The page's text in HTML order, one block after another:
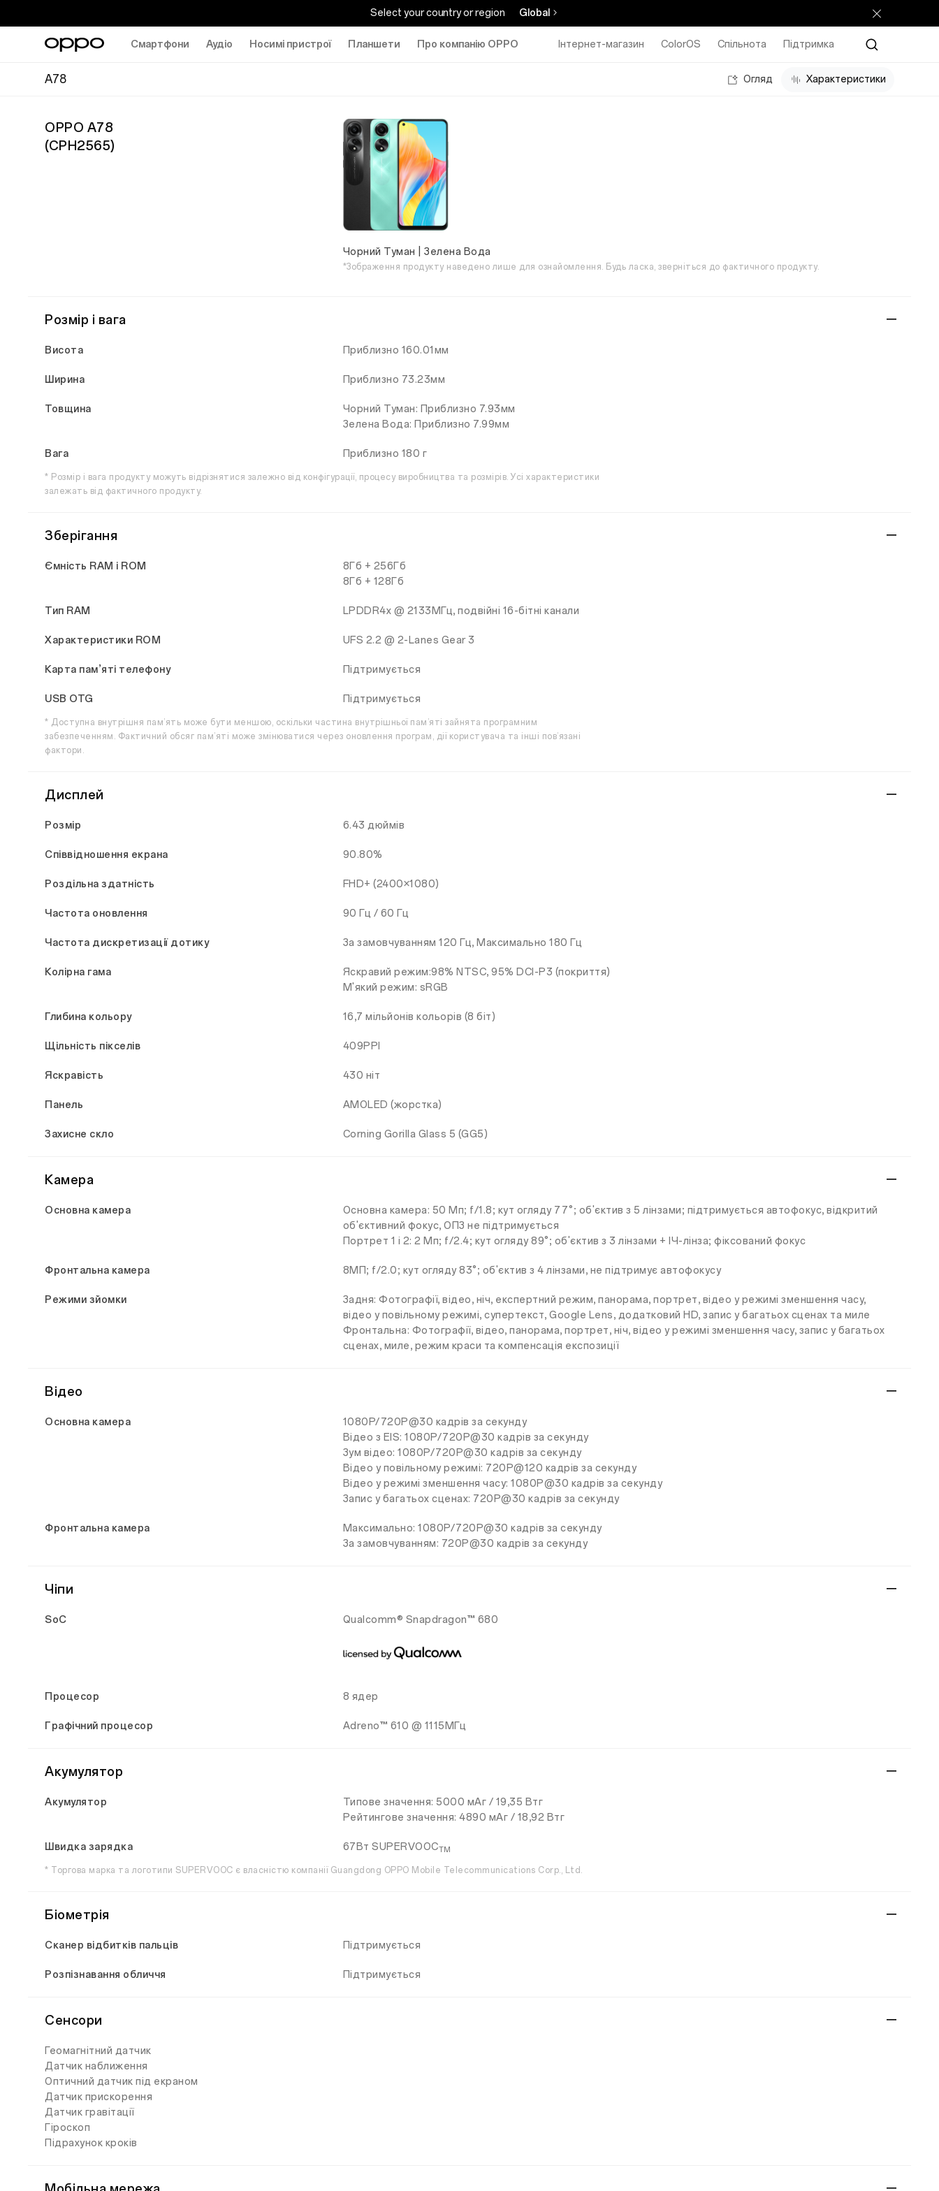
Select your country or region Global
Смартфони Аудіо Носимі пристрої Планшети Про компанію ОРРО Інтернет-магазин ColorOS Спільнота Підтримка
A78 Огляд Характеристики
OPPO A78
(CPH2565)
Чорний Туман | Зелена Вода
*Зображення продукту наведено лише для ознайомлення. Будь ласка, зверніться до фактичного продукту.
Розмір і вага
Висота Приблизно 160.01мм
Ширина Приблизно 73.23мм
Товщина
Чорний Туман: Приблизно 7.93мм
Зелена Вода: Приблизно 7.99мм
Вага Приблизно 180 г
* Розмір і вага продукту можуть відрізнятися залежно від конфігурації, процесу виробництва та розмірів. Усі характеристики
залежать від фактичного продукту.
Зберігання
Ємність RAM і ROM
8Гб + 256Гб
8Гб + 128Гб
Тип RAM LPDDR4x @ 2133МГц, подвійні 16-бітні канали
Характеристики ROM UFS 2.2 @ 2-Lanes Gear 3
Карта пам’яті телефону Підтримується
USB OTG Підтримується
* Доступна внутрішня пам’ять може бути меншою, оскільки частина внутрішньої пам’яті зайнята програмним
забезпеченням. Фактичний обсяг пам’яті може змінюватися через оновлення програм, дії користувача та інші пов’язані
фактори.
Дисплей
Розмір 6.43 дюймів
Співвідношення екрана 90.80%
Роздільна здатність FHD+ (2400×1080)
Частота оновлення 90 Гц / 60 Гц
Частота дискретизації дотику За замовчуванням 120 Гц, Максимально 180 Гц
Колірна гама
Яскравий режим:98% NTSC, 95% DCI-P3 (покриття)
М'який режим: sRGB
Глибина кольору 16,7 мільйонів кольорів (8 біт)
Щільність пікселів 409PPI
Яскравість 430 ніт
Панель AMOLED (жорстка)
Захисне скло Corning Gorilla Glass 5 (GG5)
Камера
Основна камера
Основна камера: 50 Мп; f/1.8; кут огляду 77°; об'єктив з 5 лінзами; підтримується автофокус, відкритий
об'єктивний фокус, ОПЗ не підтримується
Портрет 1 і 2: 2 Мп; f/2.4; кут огляду 89°; об'єктив з 3 лінзами + ІЧ-лінза; фіксований фокус
Фронтальна камера 8МП; f/2.0; кут огляду 83°; об'єктив з 4 лінзами, не підтримує автофокусу
Режими зйомки
Задня: Фотографії, відео, ніч, експертний режим, панорама, портрет, відео у режимі зменшення часу,
відео у повільному режимі, супертекст, Google Lens, додатковий HD, запис у багатьох сценах та миле
Фронтальна: Фотографії, відео, панорама, портрет, ніч, відео у режимі зменшення часу, запис у багатьох
сценах, миле, режим краси та компенсація експозиції
Відео
Основна камера
1080P/720P@30 кадрів за секунду
Відео з EIS: 1080P/720P@30 кадрів за секунду
Зум відео: 1080P/720P@30 кадрів за секунду
Відео у повільному режимі: 720P@120 кадрів за секунду
Відео у режимі зменшення часу: 1080P@30 кадрів за секунду
Запис у багатьох сценах: 720P@30 кадрів за секунду
Фронтальна камера
Максимально: 1080P/720P@30 кадрів за секунду
За замовчуванням: 720P@30 кадрів за секунду
Чіпи
SoC Qualcomm® Snapdragon™ 680
Процесор 8 ядер
Графічний процесор Adreno™ 610 @ 1115МГц
Акумулятор
Акумулятор
Типове значення: 5000 мАг / 19,35 Втг
Рейтингове значення: 4890 мАг / 18,92 Втг
Швидка зарядка 67Вт SUPERVOOCTM
* Торгова марка та логотипи SUPERVOOC є власністю компанії Guangdong OPPO Mobile Telecommunications Corp., Ltd.
Біометрія
Сканер відбитків пальців Підтримується
Розпізнавання обличчя Підтримується
Сенсори
Геомагнітний датчик
Датчик наближення
Оптичний датчик під екраном
Датчик прискорення
Датчик гравітації
Гіроскоп
Підрахунок кроків